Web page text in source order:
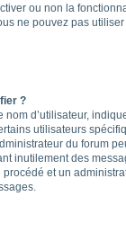
ou non la
ne pouvez pas
?
d’utilisateur,
utilisateurs
du forum
inutilement des
et un